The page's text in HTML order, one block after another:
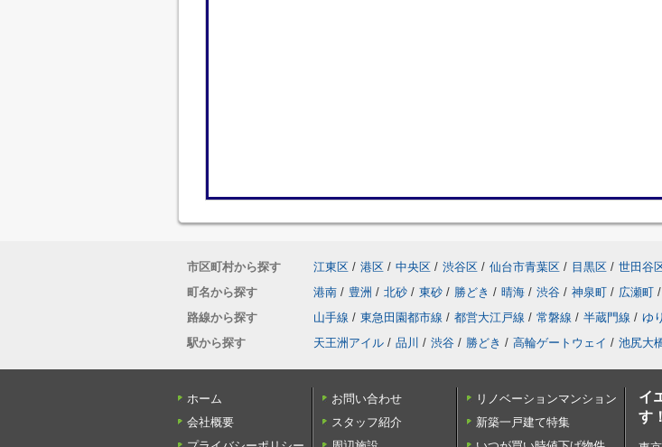
市区町村から探す 江東区 / 港区 / 中央区 / 渋谷区 / 仙台市青葉区 / 目黒区 / 世田谷
町名から探す
港南 / 豊洲 / 北砂 / 東砂 / 勝どき / 晴海 / 渋谷 / 神泉町 / 広瀬町 /
路線から探す
山手線 / 東急田園都市線 / 都営大江戸線 / 常磐線 / 半蔵門線 / ゆ
駅から探す
天王洲アイル / 品川 / 渋谷 / 勝どき / 高輪ゲートウェイ / 池尻大
ホーム
会社概要
お問い合わせ
スタッフ紹介
リノベーションマンション
新築一戸建て特集
イ
す！